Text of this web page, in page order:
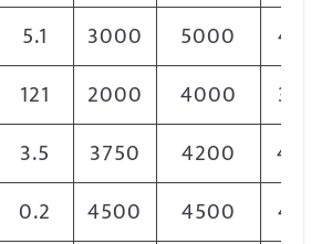
5.1 3000 5000
121 2000 4000
3.5 3750 4200
0.2 4500 4500